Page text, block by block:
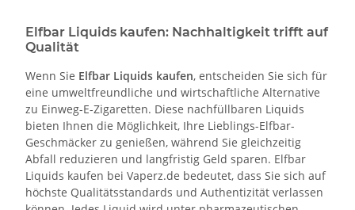
Elfbar Liquids kaufen: Nachhaltigkeit trifft auf
Qualität
Wenn Sie Elfbar Liquids kaufen, entscheiden Sie sich für
eine umweltfreundliche und wirtschaftliche Alternative
zu Einweg-E-Zigaretten. Diese nachfüllbaren Liquids
bieten Ihnen die Möglichkeit, Ihre Lieblings-Elfbar-
Geschmäcker zu genießen, während Sie gleichzeitig
Abfall reduzieren und langfristig Geld sparen. Elfbar
Liquids kaufen bei Vaperz.de bedeutet, dass Sie sich auf
höchste Qualitätsstandards und Authentizität verlassen